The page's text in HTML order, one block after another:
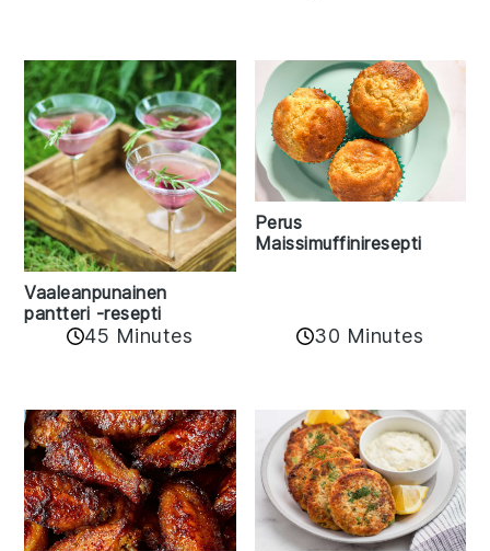
Vaaleanpunainen
pantteri -resepti
45 Minutes
Perus
Maissimuffiniresepti
30 Minutes